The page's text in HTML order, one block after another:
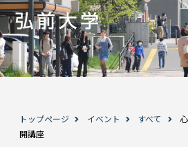
トップページ イベント すべて
開講座